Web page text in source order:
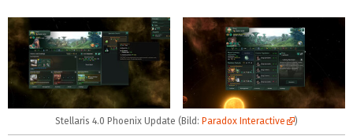
Stellaris 4.0 Phoenix Update (Bild: Paradox Interactive )